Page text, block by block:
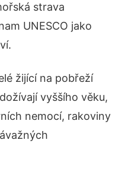
strava
UNESCO jako
žijící na pobřeží
vyššího věku,
nemocí, rakoviny